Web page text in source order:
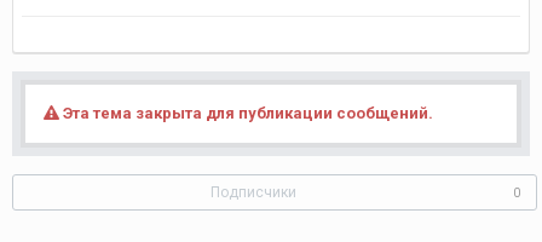
Эта тема закрыта для публикации сообщений.
Подписчики 0